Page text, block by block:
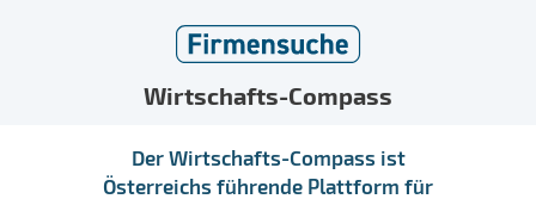
Wirtschafts-Compass
Der Wirtschafts-Compass ist
Österreichs führende Plattform für